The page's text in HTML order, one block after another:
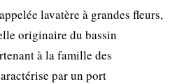
lavatère à grandes fleurs,
originaire du bassin
à la famille des
par un port